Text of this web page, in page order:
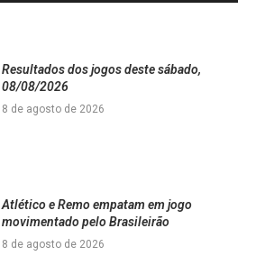
Resultados dos jogos deste sábado,
08/08/2026
8 de agosto de 2026
Atlético e Remo empatam em jogo
movimentado pelo Brasileirão
8 de agosto de 2026